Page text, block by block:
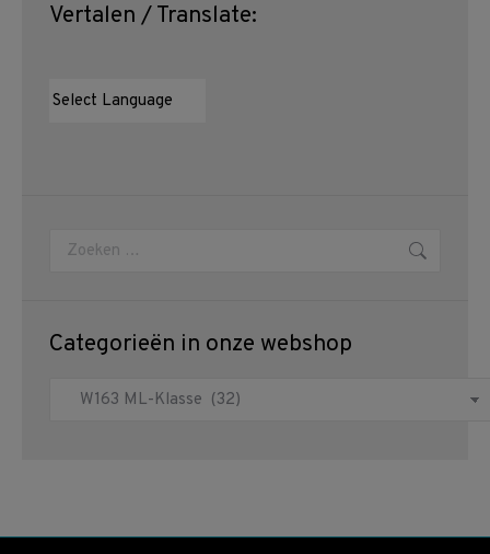
Vertalen / Translate:
Zoeken:
Categorieën in onze webshop